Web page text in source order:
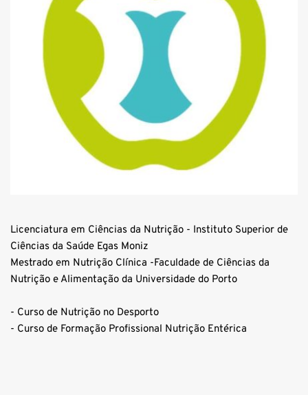
Licenciatura em Ciências da Nutrição - Instituto Superior de
Ciências da Saúde Egas Moniz
Mestrado em Nutrição Clínica -Faculdade de Ciências da
Nutrição e Alimentação da Universidade do Porto
- Curso de Nutrição no Desporto
- Curso de Formação Profissional Nutrição Entérica